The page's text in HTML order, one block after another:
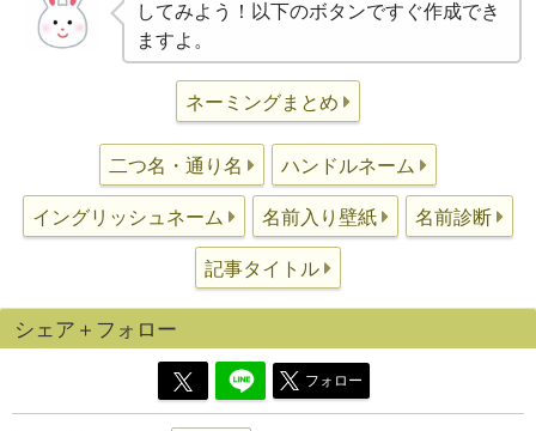
してみよう！以下のボタンですぐ作成でき
ますよ。
ネーミングまとめ
二つ名・通り名 ハンドルネーム
イングリッシュネーム 名前入り壁紙 名前診断
記事タイトル
シェア＋フォロー
フォロー